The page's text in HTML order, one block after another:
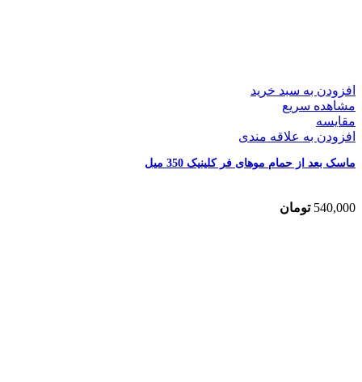
افزودن به سبد خرید
مشاهده سریع
مقایسه
افزودن به علاقه مندی
ماسک بعد از حمام موهای فر کلینیک 350 میل
540,000 تومان